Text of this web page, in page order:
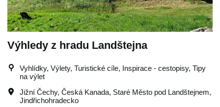
Výhledy z hradu Landštejna
Vyhlídky, Výlety, Turistické cíle, Inspirace - cestopisy, Tipy
na výlet
Jižní Čechy, Česká Kanada, Staré Město pod Landštejnem,
Jindřichohradecko